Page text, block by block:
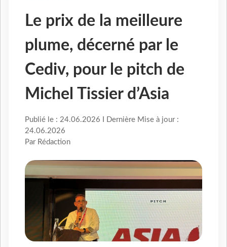
Le prix de la meilleure
plume, décerné par le
Cediv, pour le pitch de
Michel Tissier d’Asia
Publié le : 24.06.2026 I Dernière Mise à jour :
24.06.2026
Par Rédaction